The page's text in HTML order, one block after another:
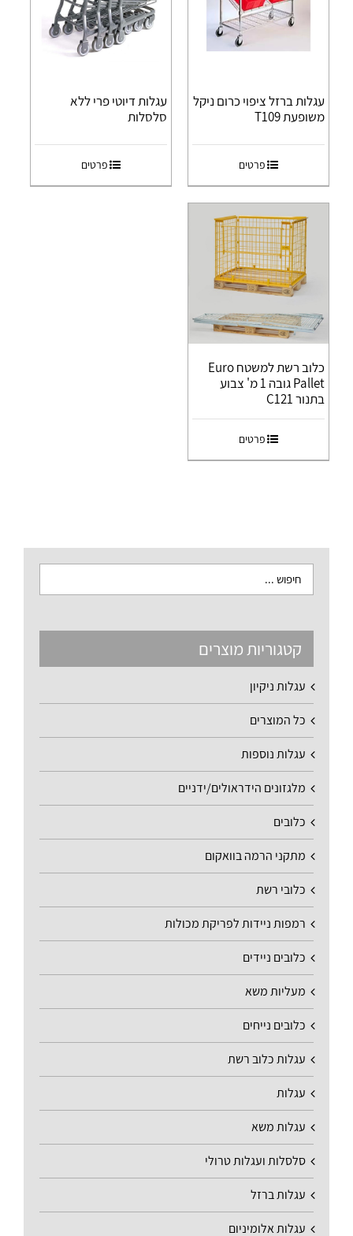
עגלות ברזל ציפוי כרום ניקל
משופעת T109
פרטים
עגלות דיוטי פרי ללא
סלסלות
פרטים
כלוב רשת למשטח Euro
Pallet גובה 1 מ' צבוע
בתנור C121
פרטים
קטגוריות מוצרים
עגלות ניקיון
כל המוצרים
עגלות נוספות
מלגזונים הידראולים/ידניים
כלובים
מתקני הרמה בוואקום
כלובי רשת
רמפות ניידות לפריקת מכולות
כלובים ניידים
מעליות משא
כלובים נייחים
עגלות כלוב רשת
עגלות
עגלות משא
סלסלות ועגלות טרולי
עגלות ברזל
עגלות אלומיניום